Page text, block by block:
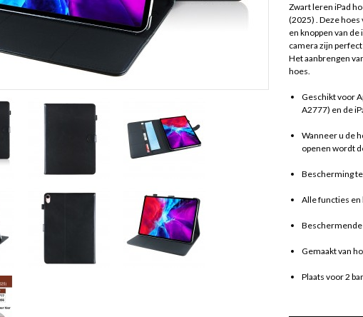
Zwart leren iPad
(2025) . Deze
en knoppen van
camera zijn
Het aanbrengen
hoes.
Geschikt voor
A2777) en de
Wanneer u de
openen wordt
Bescherming
Alle functies en
Gemaakt van
Plaats voor 2